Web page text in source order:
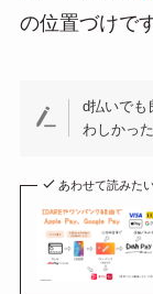
の位置づけです
d払いでも
わしかっ
あわせて読みた